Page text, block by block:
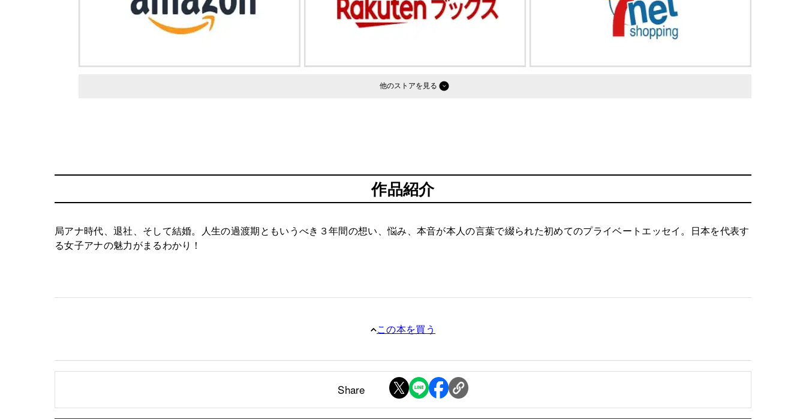
他のストア
作品紹介
局アナ時代、退社、そして結婚。人生の過渡期ともいうべき３年間の想い、悩み、本音が本人の言葉で綴られた初めてのプライベートエッセイ。日本を代表す
る女子アナの魅力がまるわかり！
この本を買う
Share